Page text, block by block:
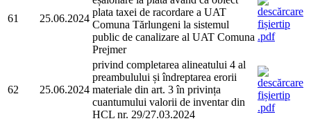
61 25.06.2024
plata taxei de racordare a UAT
Comuna Tărlungeni la sistemul
public de canalizare al UAT Comuna
Prejmer
62 25.06.2024
privind completarea alineatului 4 al
preambulului și îndreptarea erorii
materiale din art. 3 în privința
cuantumului valorii de inventar din
HCL nr. 29/27.03.2024